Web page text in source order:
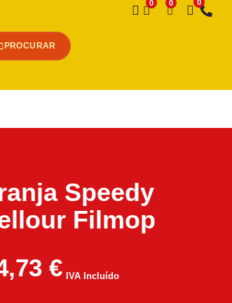
PROCURAR
Desejo
Speedy
Filmop
€ IVA Incluído